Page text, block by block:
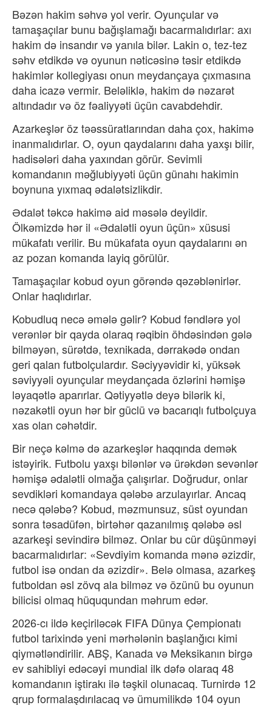
Bəzən hakim səhvə yol verir. Oyunçular və
tamaşaçılar bunu bağışlamağı bacarmalıdırlar: axı
hakim də insandır və yanıla bilər. Lakin o, tez-tez
səhv etdikdə və oyunun nəticəsinə təsir etdikdə
hakimlər kollegiyası onun meydançaya çıxmasına
daha icazə vermir. Beləliklə, hakim də nəzarət
altındadır və öz fəaliyyəti üçün cavabdehdir.
Azarkeşlər öz təəssüratlarından daha çox, hakimə
inanmalıdırlar. O, oyun qaydalarını daha yaxşı bilir,
hadisələri daha yaxından görür. Sevimli
komandanın məğlubiyyəti üçün günahı hakimin
boynuna yıxmaq ədalətsizlikdir.
Ədalət təkcə hakimə aid məsələ deyildir.
Ölkəmizdə hər il «Ədalətli oyun üçün» xüsusi
mükafatı verilir. Bu mükafata oyun qaydalarını ən
az pozan komanda layiq görülür.
Tamaşaçılar kobud oyun görəndə qəzəblənirlər.
Onlar haqlıdırlar.
Kobudluq necə əmələ gəlir? Kobud fəndlərə yol
verənlər bir qayda olaraq rəqibin öhdəsindən gələ
bilməyən, sürətdə, texnikada, dərrakədə ondan
geri qalan futbolçulardır. Səciyyəvidir ki, yüksək
səviyyəli oyunçular meydançada özlərini həmişə
ləyaqətlə aparırlar. Qətiyyətlə deyə bilərik ki,
nəzakətli oyun hər bir güclü və bacarıqlı futbolçuya
xas olan cəhətdir.
Bir neçə kəlmə də azarkeşlər haqqında demək
istəyirik. Futbolu yaxşı bilənlər və ürəkdən sevənlər
həmişə ədalətli olmağa çalışırlar. Doğrudur, onlar
sevdikləri komandaya qələbə arzulayırlar. Ancaq
necə qələbə? Kobud, məzmunsuz, süst oyundan
sonra təsadüfən, birtəhər qazanılmış qələbə əsl
azarkeşi sevindirə bilməz. Onlar bu cür düşünməyi
bacarmalıdırlar: «Sevdiyim komanda mənə əzizdir,
futbol isə ondan da əzizdir». Belə olmasa, azarkeş
futboldan əsl zövq ala bilməz və özünü bu oyunun
bilicisi olmaq hüququndan məhrum edər.
2026-cı ildə keçiriləcək FIFA Dünya Çempionatı
futbol tarixində yeni mərhələnin başlanğıcı kimi
qiymətləndirilir. ABŞ, Kanada və Meksikanın birgə
ev sahibliyi edəcəyi mundial ilk dəfə olaraq 48
komandanın iştirakı ilə təşkil olunacaq. Turnirdə 12
qrup formalaşdırılacaq və ümumilikdə 104 oyun